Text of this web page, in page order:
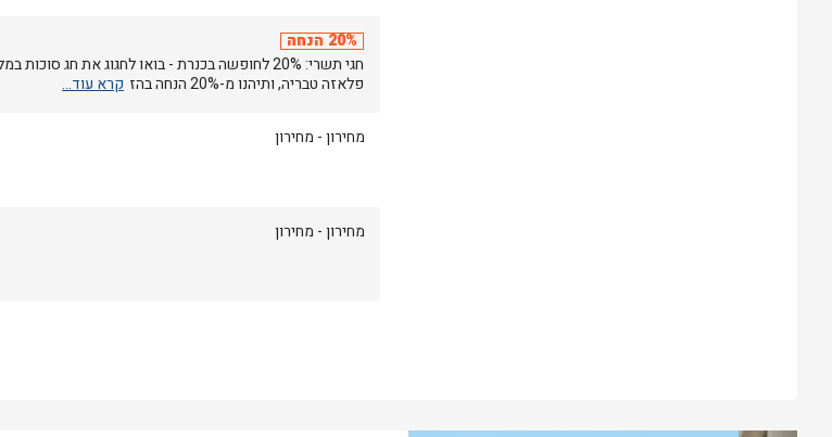
20% הנחה
חגי תשרי: 20% לחופשה בכנרת - בואו לחגוג את חג סוכות
פלאזה טבריה, ותיהנו מ-20% הנחה בהז
מחירון- מחירון
מחירון- מחירון